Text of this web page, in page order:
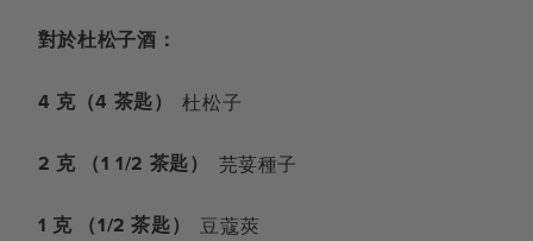
對於杜松子酒：
4 克（4 茶匙） 杜松子
2 克 （1 1/2 茶匙） 芫荽種子
1 克 （1/2 茶匙） 豆蔻莢